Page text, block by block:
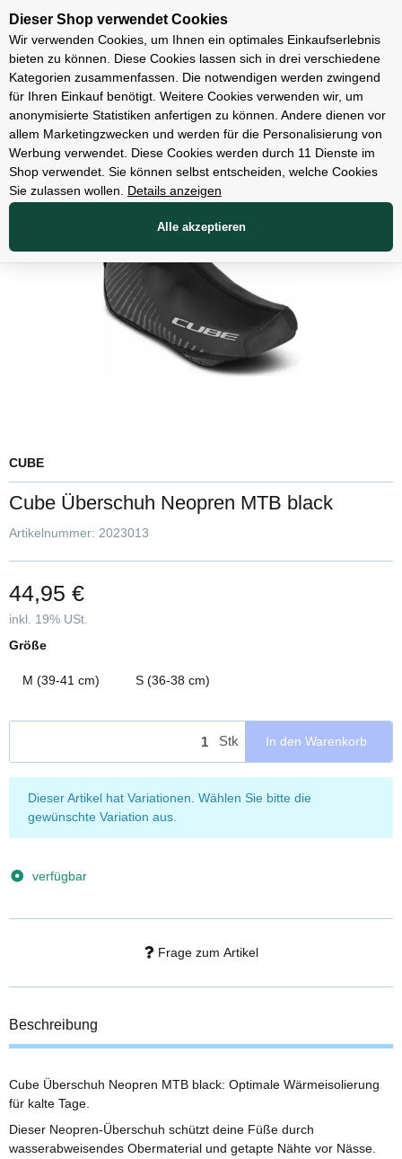
Unsere Filialen
Bekleidung
CUBE
Cube Überschuh Neopren MTB black
Artikelnummer: 2023013
44,95 €
inkl. 19% USt.
Größe
M (39-41 cm) S (36-38 cm)
Stk In den Warenkorb
x
Dieser Artikel hat Variationen. Wählen Sie bitte die
gewünschte Variation aus.
verfügbar
Frage zum Artikel
Beschreibung
Cube Überschuh Neopren MTB black: Optimale Wärmeisolierung
für kalte Tage.
Dieser Neopren-Überschuh schützt deine Füße durch
wasserabweisendes Obermaterial und getapte Nähte vor Nässe.
Dieser Shop verwendet Cookies
Wir verwenden Cookies, um Ihnen ein optimales Einkaufserlebnis
bieten zu können. Diese Cookies lassen sich in drei verschiedene
Kategorien zusammenfassen. Die notwendigen werden zwingend
für Ihren Einkauf benötigt. Weitere Cookies verwenden wir, um
anonymisierte Statistiken anfertigen zu können. Andere dienen vor
allem Marketingzwecken und werden für die Personalisierung von
Werbung verwendet. Diese Cookies werden durch 11 Dienste im
Shop verwendet. Sie können selbst entscheiden, welche Cookies
Sie zulassen wollen.
Details anzeigen
Alle akzeptieren